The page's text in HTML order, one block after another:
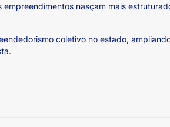
nasçam mais
coletivo no estado,